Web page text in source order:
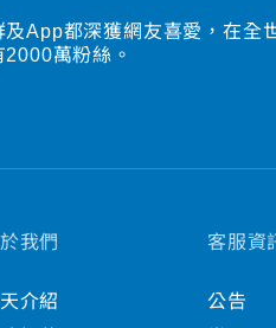
App都深獲網友喜愛，在全
萬粉絲。
我們
介紹
客服資
公告